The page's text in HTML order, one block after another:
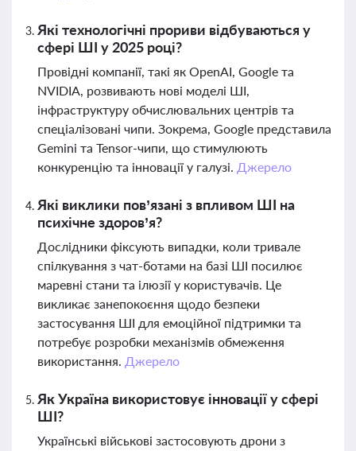
Які технологічні прориви відбуваються у
сфері ШІ у 2025 році?
Провідні компанії, такі як OpenAI, Google та
NVIDIA, розвивають нові моделі ШІ,
інфраструктуру обчислювальних центрів та
спеціалізовані чипи. Зокрема, Google представила
Gemini та Tensor-чипи, що стимулюють
конкуренцію та інновації у галузі. Джерело
Які виклики пов’язані з впливом ШІ на
психічне здоров’я?
Дослідники фіксують випадки, коли тривале
спілкування з чат-ботами на базі ШІ посилює
маревні стани та ілюзії у користувачів. Це
викликає занепокоєння щодо безпеки
застосування ШІ для емоційної підтримки та
потребує розробки механізмів обмеження
використання. Джерело
Як Україна використовує інновації у сфері
ШІ?
Українські військові застосовують дрони з